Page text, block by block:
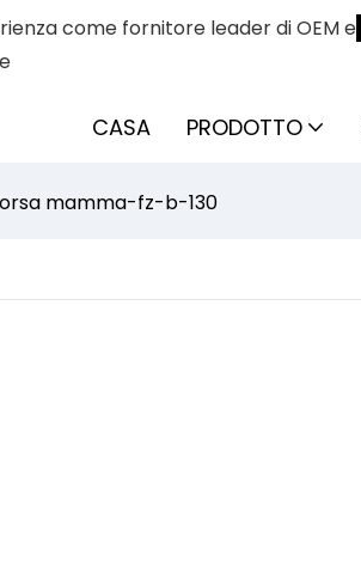
come fornitore leader di OEM e
CASA PRODOTTO
mamma-fz-b-130